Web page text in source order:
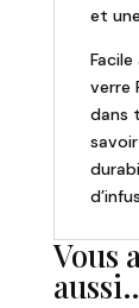
et
verre
dans
Vous